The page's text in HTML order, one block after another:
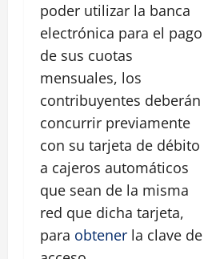
poder utilizar la banca
electrónica para el pago
de sus cuotas
mensuales, los
contribuyentes deberán
concurrir previamente
con su tarjeta de débito
a cajeros automáticos
que sean de la misma
red que dicha tarjeta,
para obtener la clave de